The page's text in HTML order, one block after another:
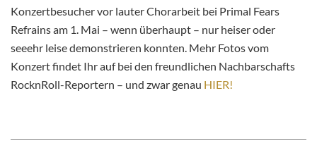
Konzertbesucher vor lauter Chorarbeit bei Primal Fears
Refrains am 1. Mai – wenn überhaupt – nur heiser oder
seeehr leise demonstrieren konnten. Mehr Fotos vom
Konzert findet Ihr auf bei den freundlichen Nachbarschafts
RocknRoll-Reportern – und zwar genau HIER!